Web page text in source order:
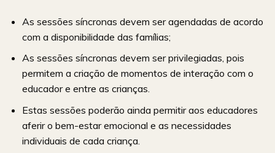
As sessões síncronas devem ser agendadas de acordo
com a disponibilidade das famílias;
As sessões síncronas devem ser privilegiadas, pois
permitem a criação de momentos de interação com o
educador e entre as crianças.
Estas sessões poderão ainda permitir aos educadores
aferir o bem-estar emocional e as necessidades
individuais de cada criança.